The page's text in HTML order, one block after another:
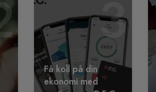
3
Få koll på din
ekonomi med